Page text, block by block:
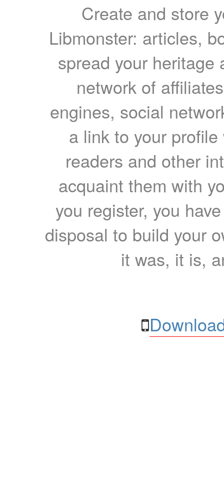
Create and store
Libmonster: articles,
spread your heritage
network of
engines, social
a link to your
readers and other
acquaint them with
you register, you
disposal to build your
it was, it is,